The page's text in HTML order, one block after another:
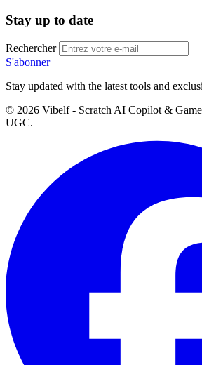
Stay up to date
Rechercher
S'abonner
Stay updated with the latest tools and
© 2026 Vibelf - Scratch AI Copilot &
UGC.